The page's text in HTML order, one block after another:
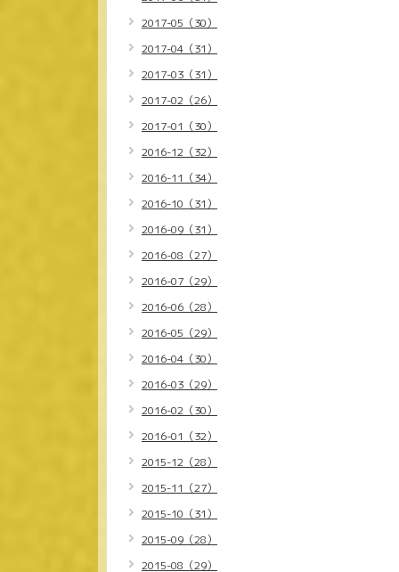
2017-05（30）
2017-04（31）
2017-03（31）
2017-02（26）
2017-01（30）
2016-12（32）
2016-11（34）
2016-10（31）
2016-09（31）
2016-08（27）
2016-07（29）
2016-06（28）
2016-05（29）
2016-04（30）
2016-03（29）
2016-02（30）
2016-01（32）
2015-12（28）
2015-11（27）
2015-10（31）
2015-09（28）
2015-08（29）